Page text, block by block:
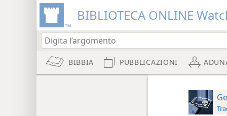
BIBLIOTECA ONLINE
BIBBIA PUBBLICAZIONI